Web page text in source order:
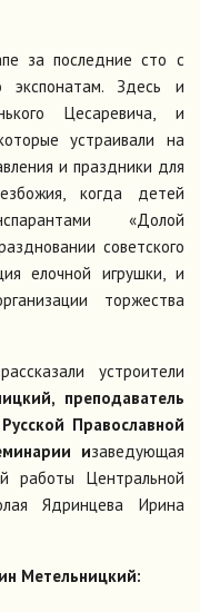
за последние сто с
Здесь и
Цесаревича, и
устраивали на
и праздники для
когда детей
«Долой
советского
елочной игрушки, и
торжества
устроители
преподаватель
Православной
изаведующая
работы Центральной
Ядринцева Ирина
Метельницкий: